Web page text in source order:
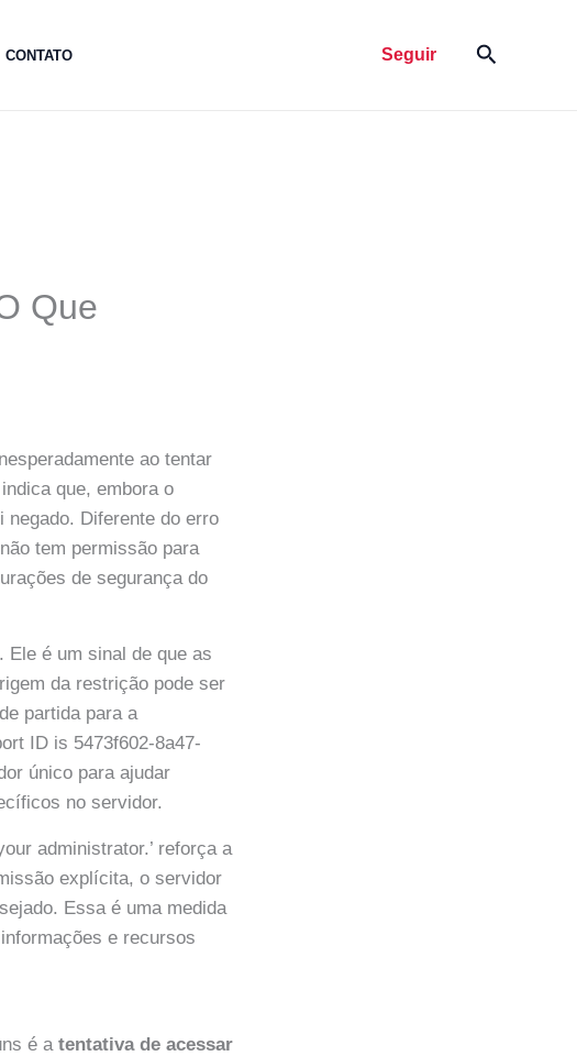
CONTATO Seguir Pesquisar
Que
ao tentar
que, embora o
Diferente do erro
tem permissão para
de segurança do
Ele é um sinal de que as
da restrição pode ser
partida para a
ID is 5473f602-8a47-
único para ajudar
no servidor.
administrator.’ reforça a
explícita, o servidor
Essa é uma medida
e recursos
é atentativa de acessar